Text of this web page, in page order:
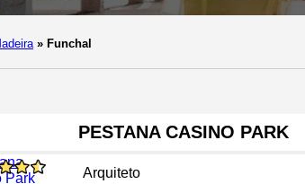
» Funchal
PESTANA CASINO PARK
Arquiteto